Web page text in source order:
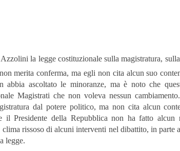
la legge costituzionale sulla magistratura,
merita conferma, ma egli non cita alcun suo
abbia ascoltato le minoranze, ma è noto che
Magistrati che non voleva nessun
dal potere politico, ma non cita alcun
il Presidente della Repubblica non ha fatto
rissoso di alcuni interventi nel dibattito, in parte
legge.